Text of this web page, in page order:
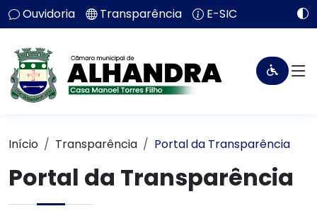
Ouvidoria Transparência E-SIC
Início Transparência Portal da Transparência
Portal da Transparência